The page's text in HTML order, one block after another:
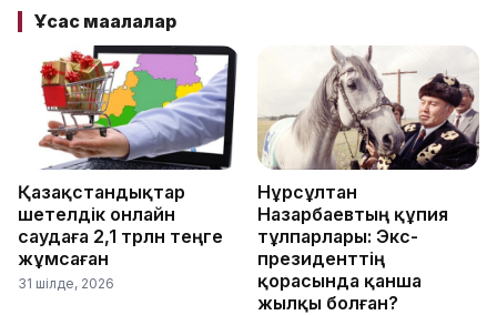
Ұқсас мақалалар
Қазақстандықтар
шетелдік онлайн
саудаға 2,1 трлн теңге
жұмсаған
31 шілде, 2026
Нұрсұлтан
Назарбаевтың құпия
тұлпарлары: Экс-
президенттің
қорасында қанша
жылқы болған?